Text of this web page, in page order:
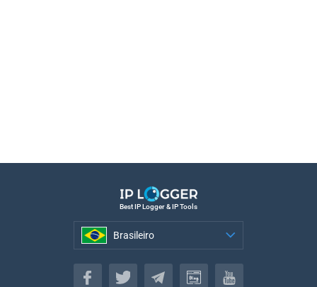
Best IP Logger & IP Tools
Brasileiro
Brasileiro